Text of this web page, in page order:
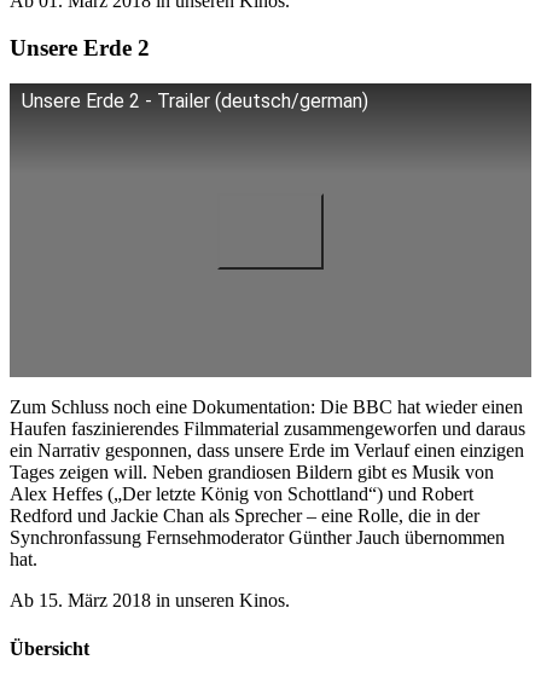
Unsere Erde 2
Unsere Erde 2 - Trailer (deutsch/german)
Zum Schluss noch eine Dokumentation: Die BBC hat wieder einen
Haufen faszinierendes Filmmaterial zusammengeworfen und daraus
ein Narrativ gesponnen, dass unsere Erde im Verlauf einen einzigen
Tages zeigen will. Neben grandiosen Bildern gibt es Musik von
Alex Heffes („Der letzte König von Schottland“) und Robert
Redford und Jackie Chan als Sprecher – eine Rolle, die in der
Synchronfassung Fernsehmoderator Günther Jauch übernommen
hat.
Ab 15. März 2018 in unseren Kinos.
Übersicht